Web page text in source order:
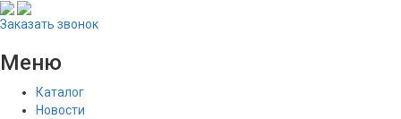
Заказать звонок
Меню
Каталог
Новости